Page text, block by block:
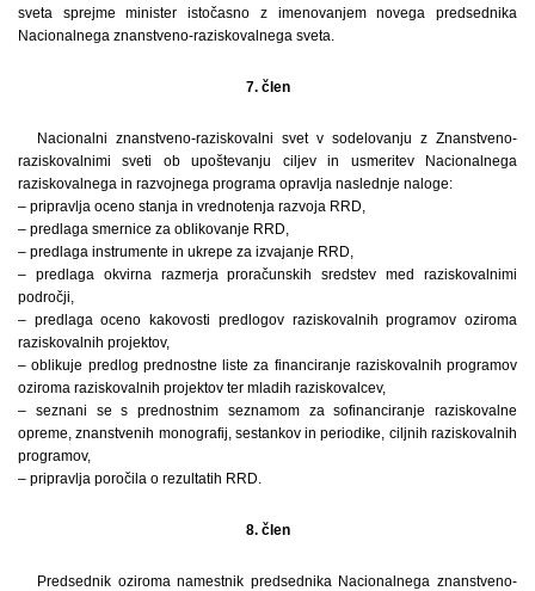
sveta sprejme minister istočasno z imenovanjem novega predsednika
Nacionalnega znanstveno-raziskovalnega sveta.
7. člen
Nacionalni znanstveno-raziskovalni svet v sodelovanju z Znanstveno-
raziskovalnimi sveti ob upoštevanju ciljev in usmeritev Nacionalnega
raziskovalnega in razvojnega programa opravlja naslednje naloge:
– pripravlja oceno stanja in vrednotenja razvoja RRD,
– predlaga smernice za oblikovanje RRD,
– predlaga instrumente in ukrepe za izvajanje RRD,
– predlaga okvirna razmerja proračunskih sredstev med raziskovalnimi
področji,
– predlaga oceno kakovosti predlogov raziskovalnih programov oziroma
raziskovalnih projektov,
– oblikuje predlog prednostne liste za financiranje raziskovalnih programov
oziroma raziskovalnih projektov ter mladih raziskovalcev,
– seznani se s prednostnim seznamom za sofinanciranje raziskovalne
opreme, znanstvenih monografij, sestankov in periodike, ciljnih raziskovalnih
programov,
– pripravlja poročila o rezultatih RRD.
8. člen
Predsednik oziroma namestnik predsednika Nacionalnega znanstveno-